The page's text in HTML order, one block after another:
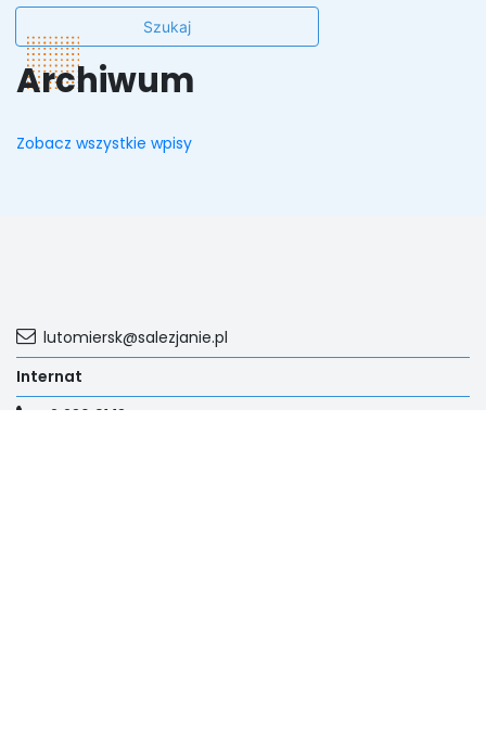
Archiwum
Zobacz wszystkie wpisy
lutomiersk@salezjanie.pl
Internat
42 236 91 13